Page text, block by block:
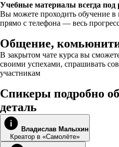
Учебные материалы всегда под
Вы можете проходить обучение
прямо с телефона — весь
Общение,
В закрытом чате курса вы
своими успехами, спрашивать
участникам
Спикеры подробно
деталь
Владислав Малыхин
Креатор в «Самолёте»